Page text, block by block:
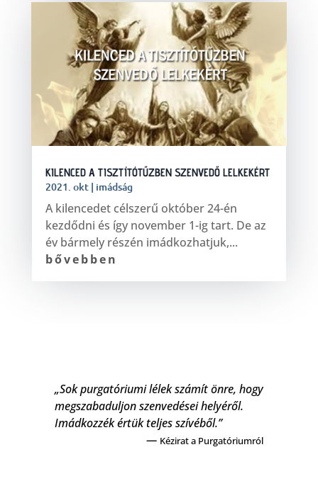
KILENCED A TISZTÍTÓTŰZBEN SZENVEDŐ LELKEKÉRT
2021. okt| imádság
A kilencedet célszerű október 24-én
kezdődni és így november 1-ig tart. De az
év bármely részén imádkozhatjuk,...
bővebben
„Sok purgatóriumi lélek számít önre, hogy
megszabaduljon szenvedései helyéről.
Imádkozzék értük teljes szívéből.”
— Kézirat a Purgatóriumról